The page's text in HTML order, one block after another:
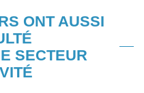
ONT AUSSI
SECTEUR